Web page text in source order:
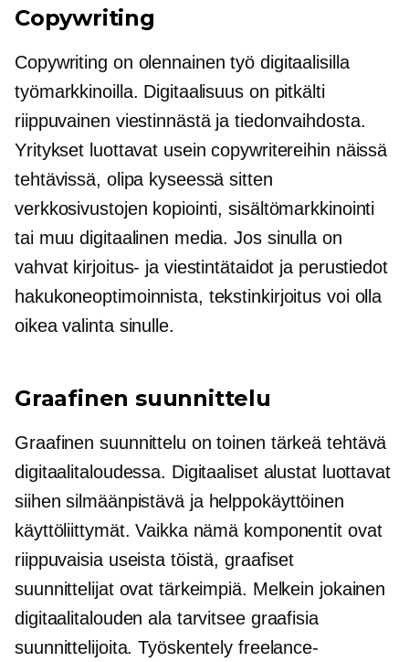
Copywriting
Copywriting on olennainen työ digitaalisilla
työmarkkinoilla. Digitaalisuus on pitkälti
riippuvainen viestinnästä ja tiedonvaihdosta.
Yritykset luottavat usein copywritereihin näissä
tehtävissä, olipa kyseessä sitten
verkkosivustojen kopiointi, sisältömarkkinointi
tai muu digitaalinen media. Jos sinulla on
vahvat kirjoitus- ja viestintätaidot ja perustiedot
hakukoneoptimoinnista, tekstinkirjoitus voi olla
oikea valinta sinulle.
Graafinen suunnittelu
Graafinen suunnittelu on toinen tärkeä tehtävä
digitaalitaloudessa. Digitaaliset alustat luottavat
siihensilmäänpistäväja helppokäyttöinen
käyttöliittymät. Vaikka nämä komponentit ovat
riippuvaisia ​​useista töistä, graafiset
suunnittelijat ovat tärkeimpiä. Melkein jokainen
digitaalitalouden ala tarvitsee graafisia
suunnittelijoita. Työskentely freelance-